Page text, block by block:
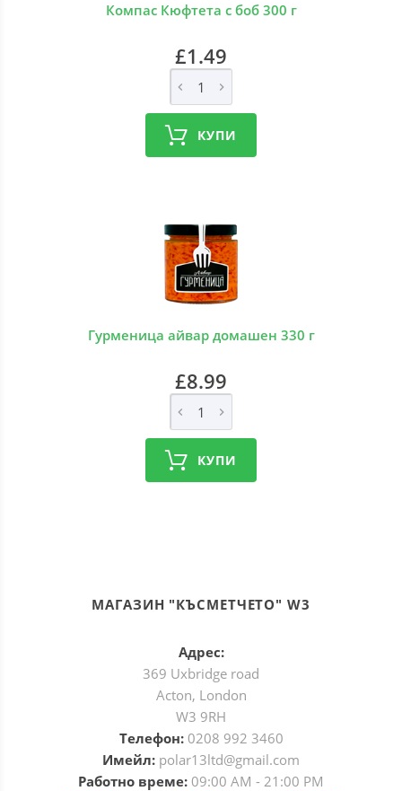
Компас Кюфтета с боб 300 г
£1.49
КУПИ
Гурменица айвар домашен 330 г
£8.99
КУПИ
МАГАЗИН "КЪСМЕТЧЕТО" W3
Адрес:
369 Uxbridge road
Acton, London
W3 9RH
Телефон: 0208 992 3460
Имейл: polar13ltd@gmail.com
Работно време: 09:00 AM - 21:00 PM